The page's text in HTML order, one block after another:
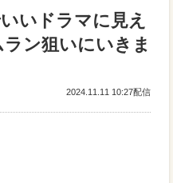
いドラマに見え
ン狙いにいきま
2024.11.11 10:27配信